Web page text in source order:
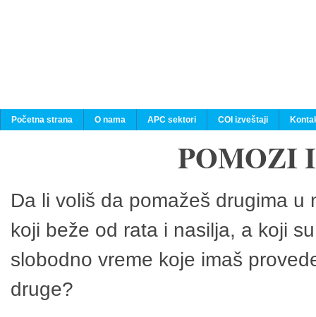
Početna strana O nama APC sektori COI izveštaji
POMOZI
Da li voliš da pomažeš drugima
koji beže od rata i nasilja, a koji
slobodno vreme koje imaš
druge?